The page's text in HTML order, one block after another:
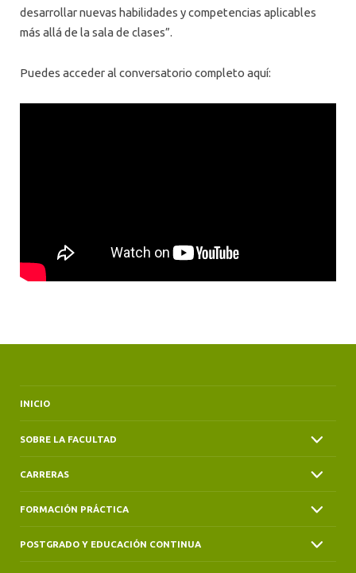
desarrollar nuevas habilidades y competencias aplicables
más allá de la sala de clases”.
Puedes acceder al conversatorio completo aquí:
INICIO
SOBRE LA FACULTAD
CARRERAS
FORMACIÓN PRÁCTICA
POSTGRADO Y EDUCACIÓN CONTINUA